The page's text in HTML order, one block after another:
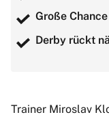
Große
Derby rückt
Trainer Miroslav